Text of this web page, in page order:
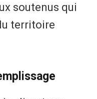
soutenus qui
territoire